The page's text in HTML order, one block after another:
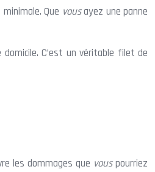
Que vousayez une panne
C’est un véritable filet de
les dommages que vouspourriez